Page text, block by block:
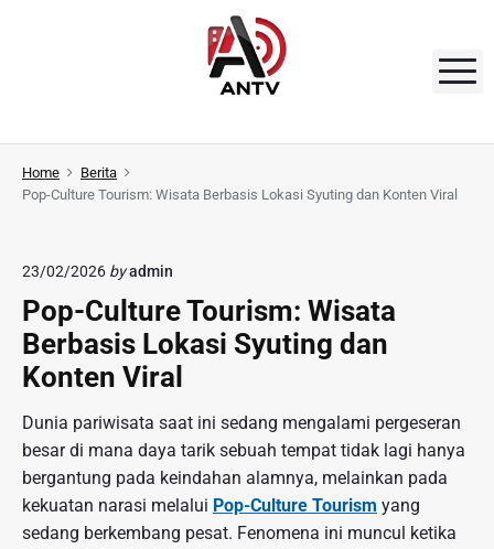
o
A
N
Home
Berita
Pop-Culture Tourism: Wisata Berbasis Lokasi Syuting dan Konten Viral
23/02/2026 byadmin
Pop-Culture Tourism: Wisata
Berbasis Lokasi Syuting dan
Konten Viral
Dunia pariwisata saat ini sedang mengalami pergeseran
besar di mana daya tarik sebuah tempat tidak lagi hanya
bergantung pada keindahan alamnya, melainkan pada
kekuatan narasi melalui Pop-Culture Tourism yang
sedang berkembang pesat. Fenomena ini muncul ketika